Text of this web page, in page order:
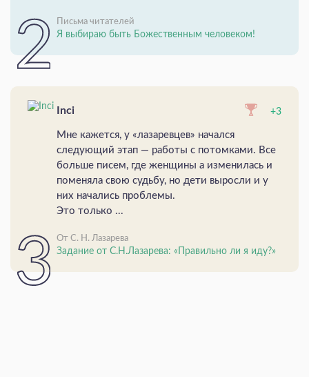
Письма читателей
Я выбираю быть Божественным человеком!
Inci +3
Мне кажется, у «лазаревцев» начался
следующий этап — работы с потомками. Все
больше писем, где женщины а изменилась и
поменяла свою судьбу, но дети выросли и у
них начались проблемы.
Это только ...
От С. Н. Лазарева
Задание от С.Н.Лазарева: «Правильно ли я иду?»